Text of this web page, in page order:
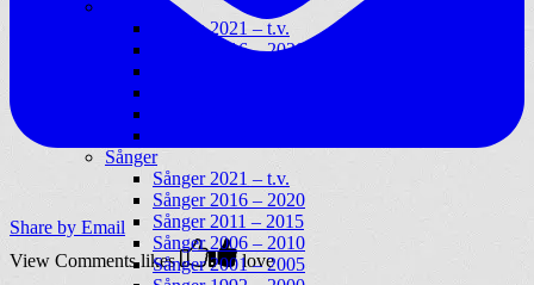
Share by Email
View Comments likes love
Album 2021 – t.v.
Album 2016 – 2020
Sånger
Sånger 2021 – t.v.
Sånger 2016 – 2020
Sånger 2011 – 2015
Sånger 2006 – 2010
Sånger 2001 – 2005